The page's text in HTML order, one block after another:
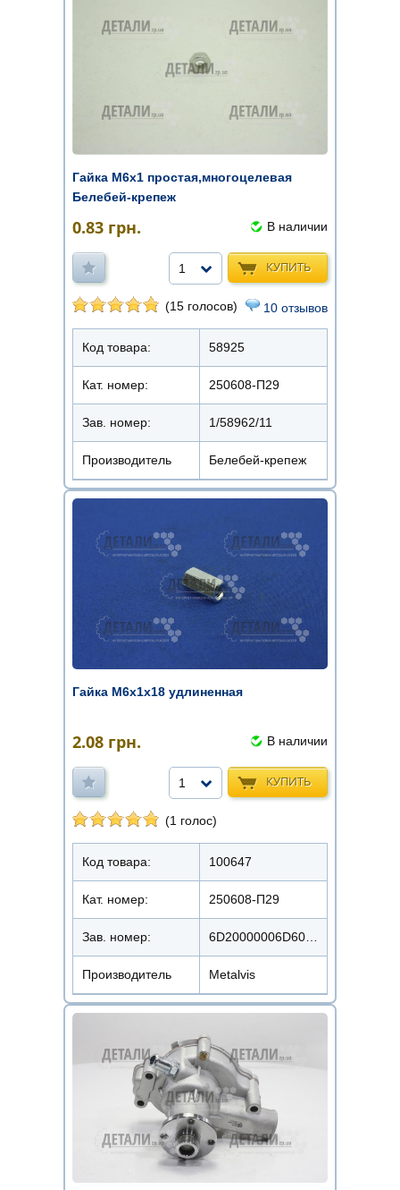
Гайка М6х1 простая,многоцелевая
Белебей-крепеж
0.83 грн. В наличии
КУПИТЬ
1
(15 голосов) 10 отзывов
Код товара: 58925
Кат. номер: 250608-П29
Зав. номер: 1/58962/11
Производитель Белебей-крепеж
Гайка М6х1х18 удлиненная
2.08 грн. В наличии
КУПИТЬ
1
(1 голос)
Код товара: 100647
Кат. номер: 250608-П29
Зав. номер:
Производитель Metalvis